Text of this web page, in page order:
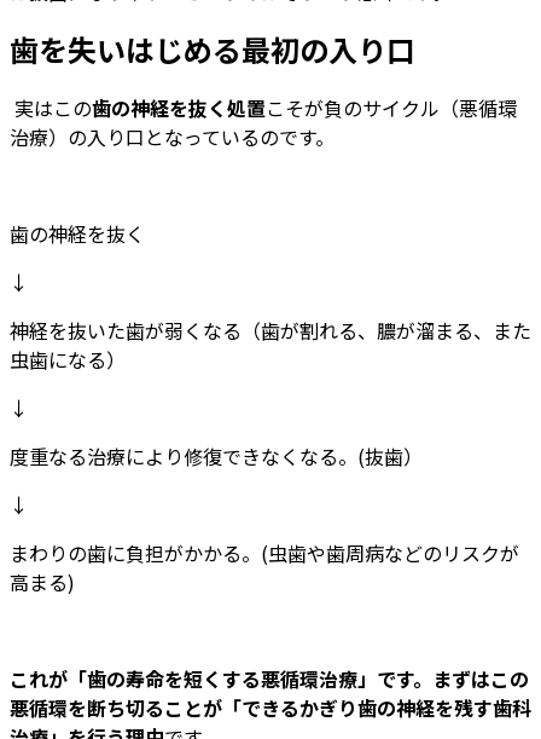
歯を失いはじめる最初の入り口
実はこの歯の神経を抜く処置こそが負のサイクル（悪循環
治療）の入り口となっているのです。
歯の神経を抜く
↓
神経を抜いた歯が弱くなる（歯が割れる、膿が溜まる、また
虫歯になる）
↓
度重なる治療により修復できなくなる。(抜歯）
↓
まわりの歯に負担がかかる。(虫歯や歯周病などのリスクが
高まる)
これが「歯の寿命を短くする悪循環治療」です。まずはこの
悪循環を断ち切ることが「できるかぎり歯の神経を残す歯科